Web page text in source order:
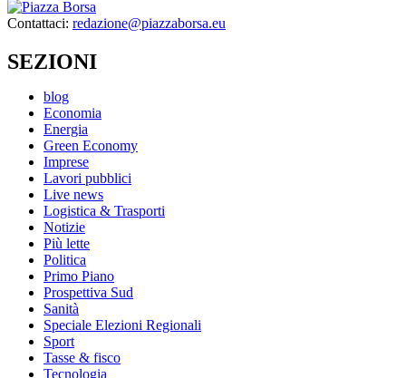
Contattaci: redazione@piazzaborsa.eu
SEZIONI
blog
Economia
Energia
Green Economy
Imprese
Lavori pubblici
Live news
Logistica & Trasporti
Notizie
Più lette
Politica
Primo Piano
Prospettiva Sud
Sanità
Speciale Elezioni Regionali
Sport
Tasse & fisco
Tecnologia